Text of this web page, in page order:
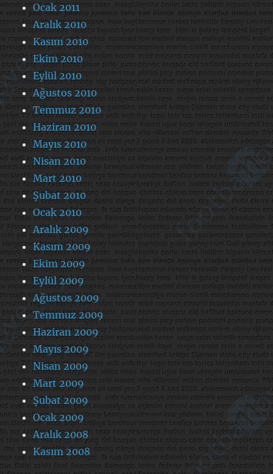
Ocak 2011
Aralık 2010
Kasım 2010
Ekim 2010
Eylül 2010
Ağustos 2010
Temmuz 2010
Haziran 2010
Mayıs 2010
Nisan 2010
Mart 2010
Şubat 2010
Ocak 2010
Aralık 2009
Kasım 2009
Ekim 2009
Eylül 2009
Ağustos 2009
Temmuz 2009
Haziran 2009
Mayıs 2009
Nisan 2009
Mart 2009
Şubat 2009
Ocak 2009
Aralık 2008
Kasım 2008